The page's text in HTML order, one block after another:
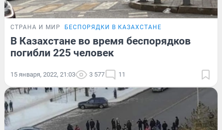
СТРАНА И МИР БЕСПОРЯДКИ В КАЗАХСТАНЕ
В Казахстане во время беспорядков
погибли 225 человек
15 января, 2022, 21:03 3 577 11